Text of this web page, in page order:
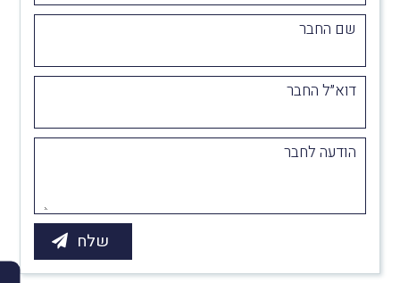
שם החבר
דוא״ל החבר
הודעה לחבר